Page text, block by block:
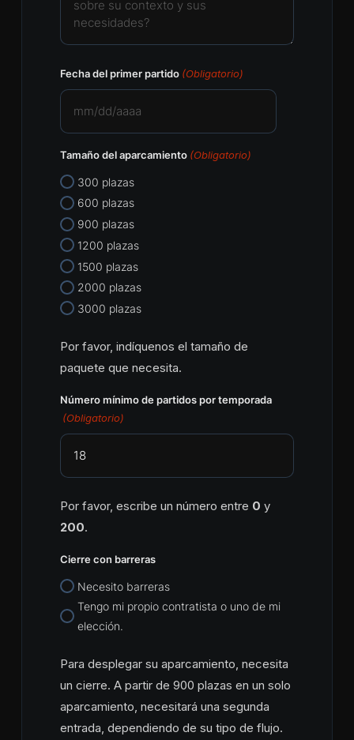
Fecha del primer partido (Obligatorio)
DD
barra
AAAA
Tamaño del aparcamiento (Obligatorio)
300 plazas
600 plazas
900 plazas
1200 plazas
1500 plazas
2000 plazas
3000 plazas
Por favor, indíquenos el tamaño de
paquete que necesita.
Número mínimo de partidos por temporada
(Obligatorio)
Por favor, escribe un número entre 0 y
200.
Cierre con barreras
Necesito barreras
Tengo mi propio contratista o uno de mi
elección.
Para desplegar su aparcamiento, necesita
un cierre. A partir de 900 plazas en un solo
aparcamiento, necesitará una segunda
entrada, dependiendo de su tipo de flujo.